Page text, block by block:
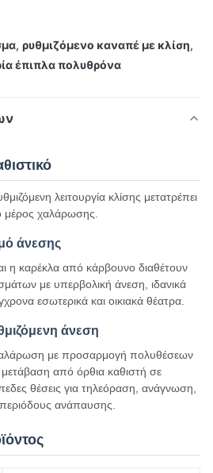
, ρυθμιζόμενο καναπέ με κλίση,
έπιπλα πολυθρόνα
λειτουργία κλίσης μετατρέπει
μέρος χαλάρωσης.
άνεσης
η καρέκλα από κάρβουνο διαθέτουν
με υπερβολική άνεση, ιδανικά
εσωτερικά και οικιακά θέατρα.
άνεση
με προσαρμογή πολυθέσεων
από όρθια καθιστή σε
θέσεις για τηλεόραση, ανάγνωση,
ανάπαυσης.